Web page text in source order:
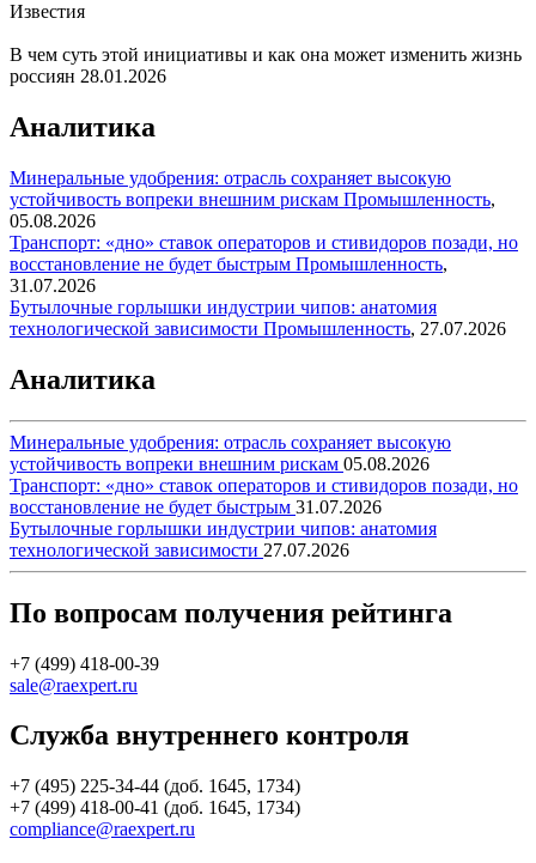
Известия
В чем суть этой инициативы и как она может изменить жизнь
россиян 28.01.2026
Аналитика
Минеральные удобрения: отрасль сохраняет высокую
устойчивость вопреки внешним рискам Промышленность,
05.08.2026
Транспорт: «дно» ставок операторов и стивидоров позади, но
восстановление не будет быстрым Промышленность,
31.07.2026
Бутылочные горлышки индустрии чипов: анатомия
технологической зависимости Промышленность, 27.07.2026
Аналитика
Минеральные удобрения: отрасль сохраняет высокую
устойчивость вопреки внешним рискам 05.08.2026
Транспорт: «дно» ставок операторов и стивидоров позади, но
восстановление не будет быстрым 31.07.2026
Бутылочные горлышки индустрии чипов: анатомия
технологической зависимости 27.07.2026
По вопросам получения рейтинга
+7 (499) 418-00-39
sale@raexpert.ru
Служба внутреннего контроля
+7 (495) 225-34-44 (доб. 1645, 1734)
+7 (499) 418-00-41 (доб. 1645, 1734)
compliance@raexpert.ru